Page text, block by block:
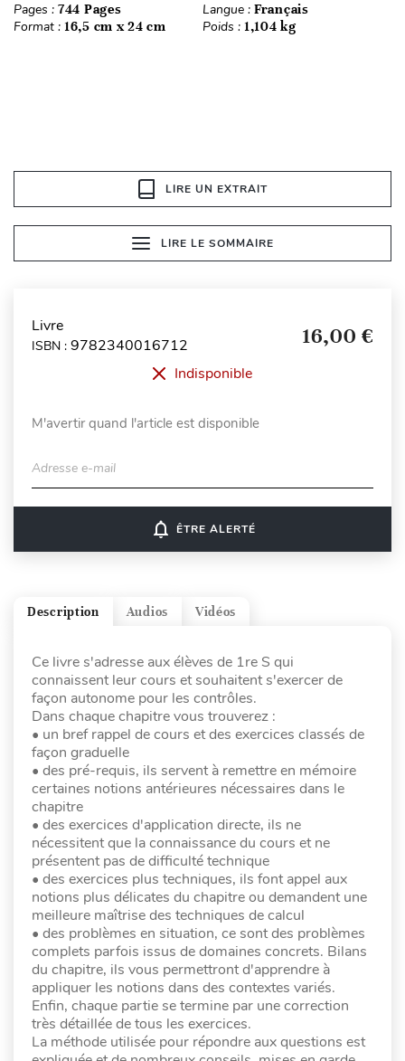
Pages : 744 Pages Langue : Français
Format : 16,5 cm x 24 cm Poids : 1,104 kg
LIRE UN EXTRAIT
LIRE LE SOMMAIRE
Livre
ISBN : 9782340016712 16,00 €
Indisponible
M'avertir quand l'article est disponible
Adresse e-mail
notifications_none ÊTRE ALERTÉ
Vidéos
Audios
Description
Ce livre s'adresse aux élèves de 1re S qui
connaissent leur cours et souhaitent s'exercer de
façon autonome pour les contrôles.
Dans chaque chapitre vous trouverez :
• un bref rappel de cours et des exercices classés de
façon graduelle
• des pré-requis, ils servent à remettre en mémoire
certaines notions antérieures nécessaires dans le
chapitre
• des exercices d'application directe, ils ne
nécessitent que la connaissance du cours et ne
présentent pas de difficulté technique
• des exercices plus techniques, ils font appel aux
notions plus délicates du chapitre ou demandent une
meilleure maîtrise des techniques de calcul
• des problèmes en situation, ce sont des problèmes
complets parfois issus de domaines concrets. Bilans
du chapitre, ils vous permettront d'apprendre à
appliquer les notions dans des contextes variés.
Enfin, chaque partie se termine par une correction
très détaillée de tous les exercices.
La méthode utilisée pour répondre aux questions est